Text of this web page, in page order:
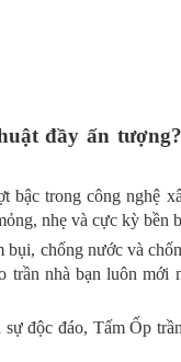
đầy ấn
bậc trong công nghệ
nhẹ và cực kỳ bền
chống nước và
nhà bạn luôn mới
độc đáo, Tấm Ốp